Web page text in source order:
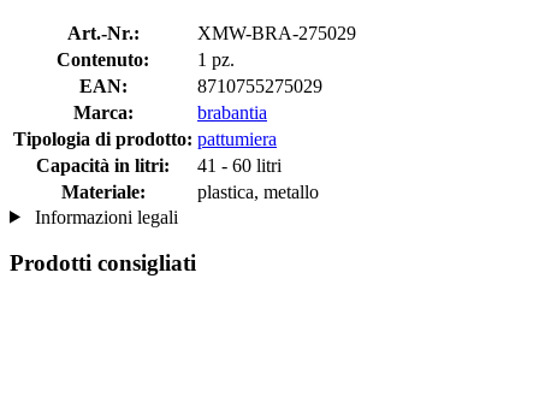
Art.-Nr.:
XMW-BRA-275029
Contenuto:
1 pz.
EAN:
8710755275029
Marca:
brabantia
Tipologia di prodotto: pattumiera
Capacità in litri:
41 - 60 litri
Materiale:
plastica, metallo
Informazioni legali
Prodotti consigliati